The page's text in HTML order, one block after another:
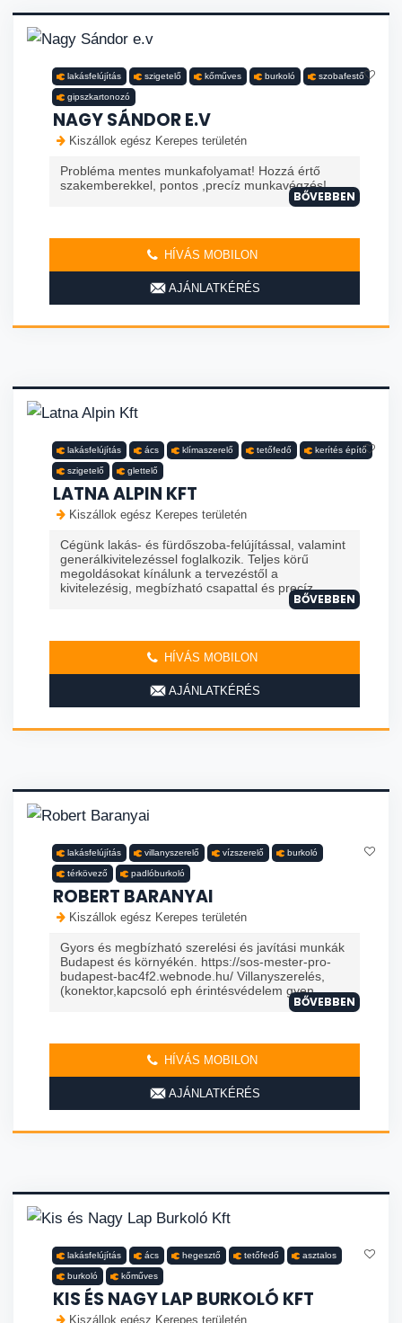
lakásfelújítás szigetelő kőműves burkoló szobafestő
gipszkartonozó
NAGY SÁNDOR E.V
Kiszállok egész Kerepes területén
Probléma mentes munkafolyamat! Hozzá értő
szakemberekkel, pontos ,precíz munkavégzés!
BŐVEBBEN
HÍVÁS MOBILON
AJÁNLATKÉRÉS
lakásfelújítás ács klímaszerelő tetőfedő kerítés építő
szigetelő glettelő
LATNA ALPIN KFT
Kiszállok egész Kerepes területén
Cégünk lakás- és fürdőszoba-felújítással, valamint
generálkivitelezéssel foglalkozik. Teljes körű
megoldásokat kínálunk a tervezéstől a
kivitelezésig, megbízható csapattal és precíz ...
BŐVEBBEN
HÍVÁS MOBILON
AJÁNLATKÉRÉS
lakásfelújítás villanyszerelő vízszerelő burkoló
térkövező padlóburkoló
ROBERT BARANYAI
Kiszállok egész Kerepes területén
Gyors és megbízható szerelési és javítási munkák
Budapest és környékén. https://sos-mester-pro-
budapest-bac4f2.webnode.hu/ Villanyszerelés,
(konektor,kapcsoló eph érintésvédelem gyen...
BŐVEBBEN
HÍVÁS MOBILON
AJÁNLATKÉRÉS
lakásfelújítás ács hegesztő tetőfedő asztalos
burkoló kőműves
KIS ÉS NAGY LAP BURKOLÓ KFT
Kiszállok egész Kerepes területén